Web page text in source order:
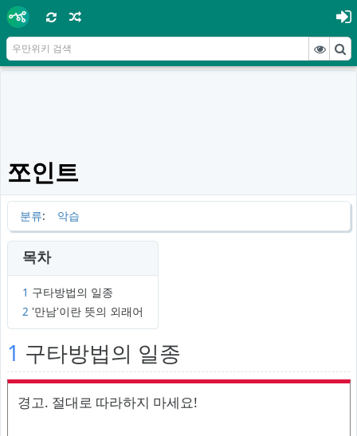
쪼인트
분류: 악습
목차
1 구타방법의 일종
2 '만남'이란 뜻의 외래어
1 구타방법의 일종
경고. 절대로 따라하지 마세요!